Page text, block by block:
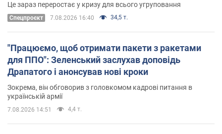
Це зараз переростає у кризу для всього угруповання
Cпецпроєкт 7.08.2026 16:40 34,5 т.
"Працюємо, щоб отримати пакети з ракетами
для ППО": Зеленський заслухав доповідь
Драпатого і анонсував нові кроки
Зокрема, він обговорив з головкомом кадрові питання в
українській армії
7.08.2026 14:51 4,4 т.